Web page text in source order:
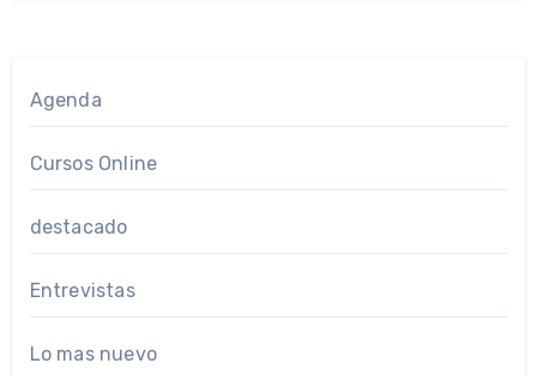
Agenda
Cursos Online
destacado
Entrevistas
Lo mas nuevo